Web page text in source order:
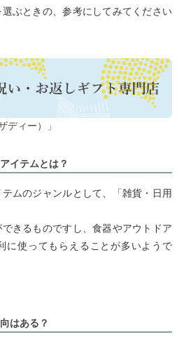
ぶときの、参考にしてみてください
ディー）」
イテムとは？
ムのジャンルとして、「雑貨・日用
きるものですし、食器やアウトドア
に使ってもらえることが多いようで
はある？